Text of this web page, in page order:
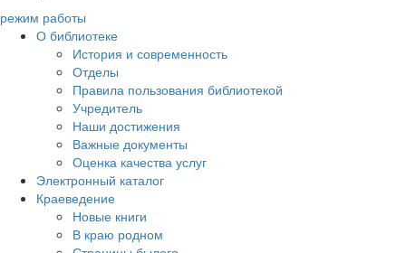
режим работы
О библиотеке
История и современность
Отделы
Правила пользования библиотекой
Учредитель
Наши достижения
Важные документы
Оценка качества услуг
Электронный каталог
Краеведение
Новые книги
В краю родном